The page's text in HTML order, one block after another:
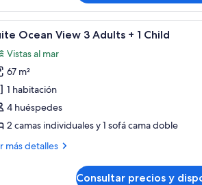
de madera.grande, un sofá, una mesa de centro,
Habitación de
6 Ocean View 3 Adults + 1 Child
Vistas al mar
67 m²
1 habitación
4 huéspedes
2 camas individuales y 1 sofá cama doble
más detalles
Consultar precios y